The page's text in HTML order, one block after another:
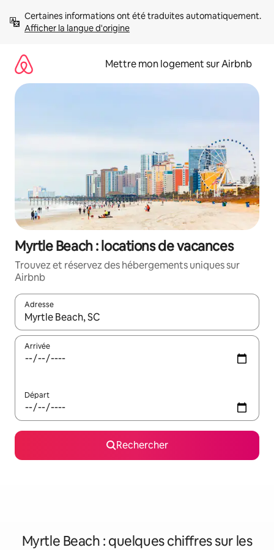
directement
Afficher la langue d'origine
Mettre mon logement sur Airbnb
Myrtle Beach : locations de vacances
Trouvez et réservez des hébergements uniques sur
Airbnb
Adresse
Lorsque les résultats s'affichent, utilisez les flèches vers le
Arrivée
Départ
Rechercher
Myrtle Beach : quelques chiffres sur les